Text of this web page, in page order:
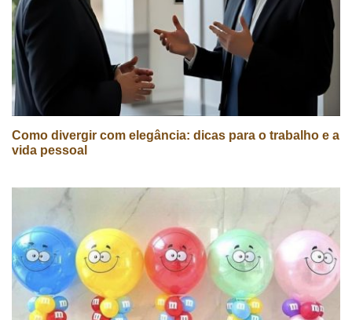
Como divergir com elegância: dicas para o trabalho e a
vida pessoal